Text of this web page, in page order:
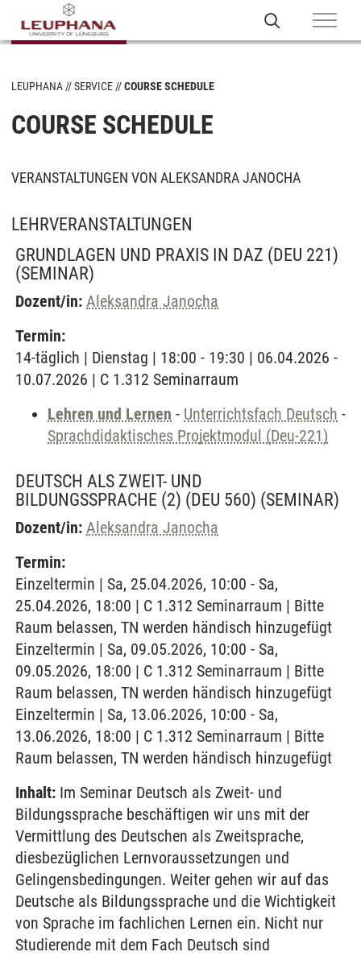
LEUPHANA SERVICE COURSE SCHEDULE
COURSE SCHEDULE
VERANSTALTUNGEN VON ALEKSANDRA JANOCHA
LEHRVERANSTALTUNGEN
GRUNDLAGEN UND PRAXIS IN DAZ (DEU 221)
(SEMINAR)
Dozent/in: Aleksandra Janocha
Termin:
14-täglich | Dienstag | 18:00 - 19:30 | 06.04.2026 -
10.07.2026 | C 1.312 Seminarraum
Lehren und Lernen - Unterrichtsfach Deutsch -
Sprachdidaktisches Projektmodul (Deu-221)
DEUTSCH ALS ZWEIT- UND
BILDUNGSSPRACHE (2) (DEU 560) (SEMINAR)
Dozent/in: Aleksandra Janocha
Termin:
Einzeltermin | Sa, 25.04.2026, 10:00 - Sa,
25.04.2026, 18:00 | C 1.312 Seminarraum | Bitte
Raum belassen, TN werden händisch hinzugefügt
Einzeltermin | Sa, 09.05.2026, 10:00 - Sa,
09.05.2026, 18:00 | C 1.312 Seminarraum | Bitte
Raum belassen, TN werden händisch hinzugefügt
Einzeltermin | Sa, 13.06.2026, 10:00 - Sa,
13.06.2026, 18:00 | C 1.312 Seminarraum | Bitte
Raum belassen, TN werden händisch hinzugefügt
Inhalt: Im Seminar Deutsch als Zweit- und
Bildungssprache beschäftigen wir uns mit der
Vermittlung des Deutschen als Zweitsprache,
diesbezüglichen Lernvoraussetzungen und
Gelingensbedingungen. Weiter gehen wir auf das
Deutsche als Bildungssprache und die Wichtigkeit
von Sprache im fachlichen Lernen ein. Nicht nur
Studierende mit dem Fach Deutsch sind